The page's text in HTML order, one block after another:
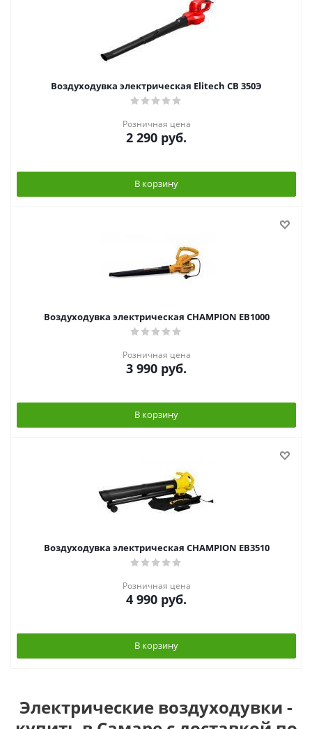
Воздуходувка электрическая Elitech СВ 350Э
Розничная цена
2 290 руб.
В корзину
Воздуходувка электрическая CHAMPION EB1000
Розничная цена
3 990 руб.
В корзину
Воздуходувка электрическая CHAMPION EB3510
Розничная цена
4 990 руб.
В корзину
Электрические воздуходувки -